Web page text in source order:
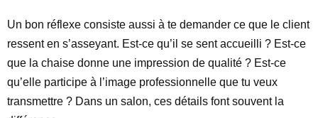
Un bon réflexe consiste aussi à te demander ce que le client
ressent en s’asseyant. Est-ce qu’il se sent accueilli ? Est-ce
que la chaise donne une impression de qualité ? Est-ce
qu’elle participe à l’image professionnelle que tu veux
transmettre ? Dans un salon, ces détails font souvent la